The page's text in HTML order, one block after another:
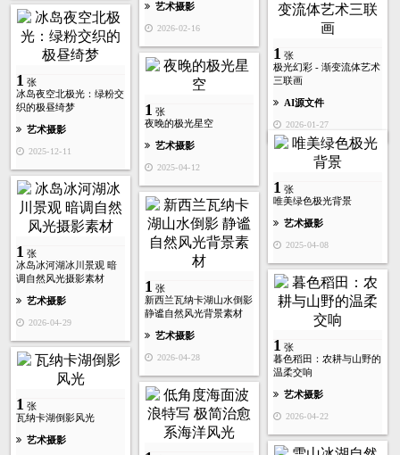
艺术摄影
2026-02-16
1 张
极光幻彩 - 渐变流体艺术
三联画
AI源文件
2026-01-27
1 张
冰岛夜空北极光：绿粉交
织的极昼绮梦
艺术摄影
2025-12-11
1 张
夜晚的极光星空
艺术摄影
2025-04-12
1 张
唯美绿色极光背景
艺术摄影
2025-04-08
1 张
冰岛冰河湖冰川景观 暗
调自然风光摄影素材
艺术摄影
2026-04-29
1 张
新西兰瓦纳卡湖山水倒影
静谧自然风光背景素材
艺术摄影
2026-04-28
1 张
暮色稻田：农耕与山野的
温柔交响
艺术摄影
2026-04-22
1 张
瓦纳卡湖倒影风光
艺术摄影